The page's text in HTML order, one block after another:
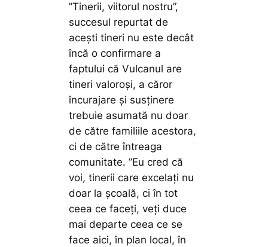
”Tinerii, viitorul nostru”,
succesul repurtat de
acești tineri nu este decât
încă o confirmare a
faptului că Vulcanul are
tineri valoroși, a căror
încurajare și susținere
trebuie asumată nu doar
de către familiile acestora,
ci de către întreaga
comunitate.”Eu cred că
voi, tinerii care excelați nu
doar la școală, ci în tot
ceea ce faceți, veți duce
mai departe ceea ce se
face aici, în plan local, în